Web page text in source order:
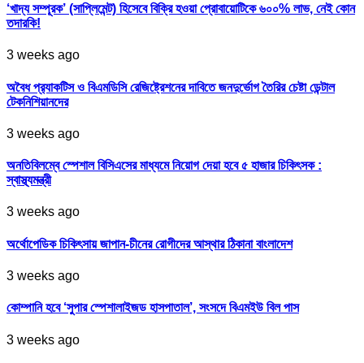
‘খাদ্য সম্পূরক’ (সাপ্লিমেন্ট) হিসেবে বিক্রি হওয়া প্রোবায়োটিকে ৬০০% লাভ, নেই কোন
তদারকি!
3 weeks ago
অবৈধ প্র‍্যাকটিস ও বিএমডিসি রেজিষ্ট্রেশনের দাবিতে জনদুর্ভোগ তৈরির চেষ্টা ডেন্টাল
টেকনিশিয়ানদের
3 weeks ago
অনতিবিলম্বে স্পেশাল বিসিএসের মাধ্যমে নিয়োগ দেয়া হবে ৫ হাজার চিকিৎসক :
স্বাস্থ্যমন্ত্রী
3 weeks ago
অর্থোপেডিক চিকিৎসায় জাপান-চীনের রোগীদের আস্থার ঠিকানা বাংলাদেশ
3 weeks ago
কোম্পানি হবে ‘সুপার স্পেশালাইজড হাসপাতাল’, সংসদে বিএমইউ বিল পাস
3 weeks ago